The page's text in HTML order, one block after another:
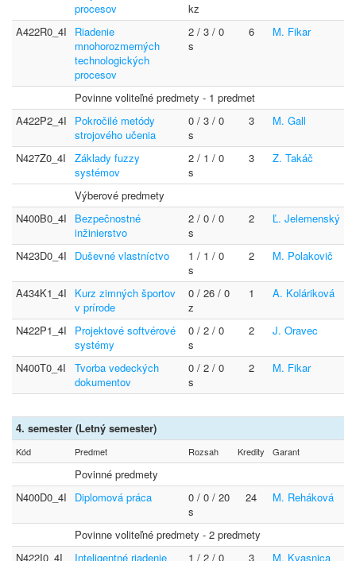
procesov
kz
A422R0_4I
Riadenie
mnohorozmerných
technologických
procesov
2 / 3 / 0
s
6 M. Fikar
Povinne voliteľné predmety - 1 predmet
A422P2_4I
Pokročilé metódy
strojového učenia
0 / 3 / 0
s
3 M. Gall
N427Z0_4I
Základy fuzzy
systémov
2 / 1 / 0
s
3 Z. Takáč
Výberové predmety
N400B0_4I
Bezpečnostné
inžinierstvo
2 / 0 / 0
s
2 Ľ. Jelemenský
N423D0_4I Duševné vlastníctvo
1 / 1 / 0
s
2 M. Polakovič
A434K1_4I
Kurz zimných športov
v prírode
0 / 26 / 0
z
1 A. Koláriková
N422P1_4I
Projektové softvérové
systémy
0 / 2 / 0
s
2 J. Oravec
N400T0_4I
Tvorba vedeckých
dokumentov
0 / 2 / 0
s
2 M. Fikar
4. semester (Letný semester)
Kód Predmet Rozsah Kredity Garant
Povinné predmety
N400D0_4I
Diplomová práca
0 / 0 / 20
s
24 M. Reháková
Povinne voliteľné predmety - 2 predmety
N422I0_4I
Inteligentné riadenie
1 / 2 / 0
3 M. Kvasnica